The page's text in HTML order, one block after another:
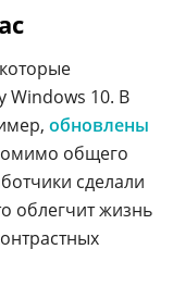
Windows 10. В
обновлены
общего
сделали
облегчит жизнь